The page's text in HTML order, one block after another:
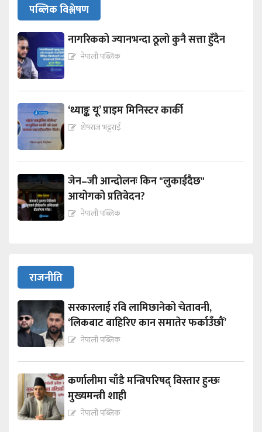
पब्लिक विश्लेषण
नागरिकको ज्यानभन्दा ठूलो कुनै सत्ता हुँदैन
नेपाली पब्लिक
‘थ्याङ्क यू’ प्राइम मिनिस्टर कार्की
शेषराज भट्टराई
जेन–जी आन्दोलनः किन "लुकाईदैछ"
आयोगको प्रतिवेदन?
नेपाली पब्लिक
राजनीति
सरकारलाई रवि लामिछानेको चेतावनी,
‘लिकबाट बाहिरिए कान समातेर फर्काउँछौं’
नेपाली पब्लिक
कर्णालीमा चाँडै मन्त्रिपरिषद् विस्तार हुन्छः
मुख्यमन्त्री शाही
नेपाली पब्लिक